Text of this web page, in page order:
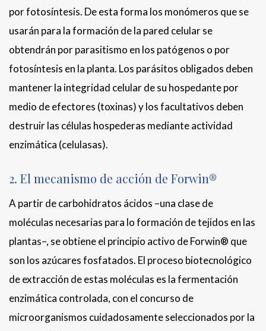
por fotosíntesis. De esta forma los monómeros que se
usarán para la formación de la pared celular se
obtendrán por parasitismo en los patógenos o por
fotosíntesis en la planta. Los parásitos obligados deben
mantener la integridad celular de su hospedante por
medio de efectores (toxinas) y los facultativos deben
destruir las células hospederas mediante actividad
enzimática (celulasas).
2. El mecanismo de acción de Forwin®
A partir de carbohidratos ácidos –una clase de
moléculas necesarias para lo formación de tejidos en las
plantas–, se obtiene el principio activo de Forwin® que
son los azúcares fosfatados. El proceso biotecnológico
de extracción de estas moléculas es la fermentación
enzimática controlada, con el concurso de
microorganismos cuidadosamente seleccionados por la